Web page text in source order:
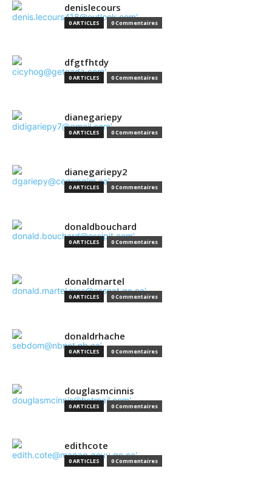
denislecours
0 ARTICLES 0 Commentaires
dfgtfhtdy
0 ARTICLES 0 Commentaires
dianegariepy
0 ARTICLES 0 Commentaires
dianegariepy2
0 ARTICLES 0 Commentaires
donaldbouchard
0 ARTICLES 0 Commentaires
donaldmartel
0 ARTICLES 0 Commentaires
donaldrhache
0 ARTICLES 0 Commentaires
douglasmcinnis
0 ARTICLES 0 Commentaires
edithcote
0 ARTICLES 0 Commentaires